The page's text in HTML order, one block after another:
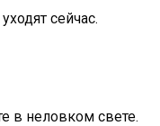
сейчас.
в неловком свете.